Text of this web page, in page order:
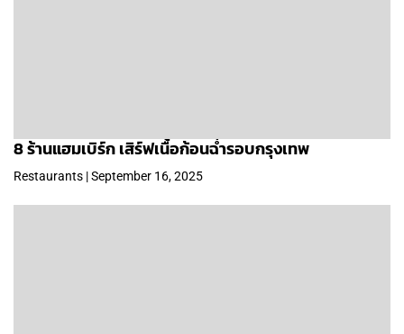
8 ร้านแฮมเบิร์ก เสิร์ฟเนื้อก้อนฉ่ำรอบกรุงเทพ
Restaurants | September 16, 2025